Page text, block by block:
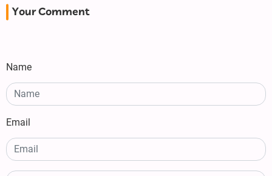
Your Comment
Name
Email